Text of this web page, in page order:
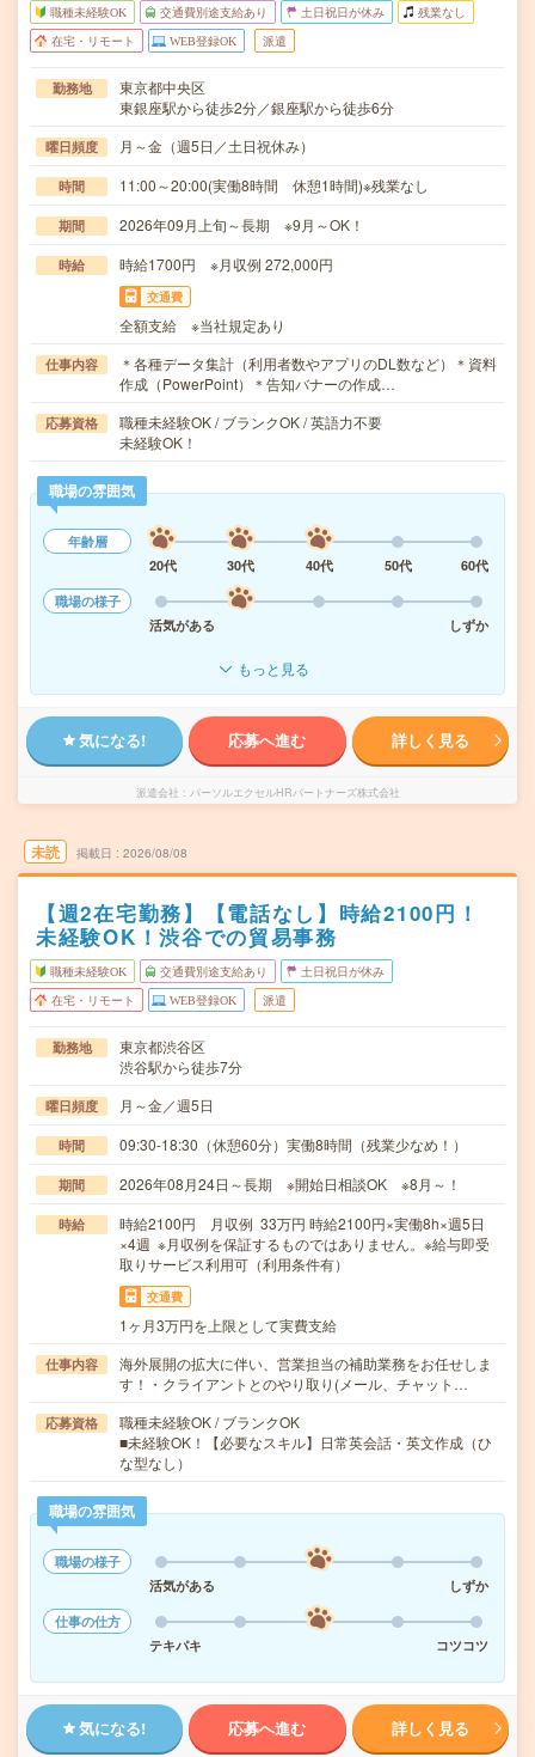
職種未経験OK 交通費別途支給あり 土日祝日が休み 残業なし
在宅・リモート WEB登録OK 派遣
勤務地
東京都中央区
東銀座駅から徒歩2分／銀座駅から徒歩6分
曜日頻度 月～金（週5日／土日祝休み）
時間 11:00～20:00(実働8時間 休憩1時間)※残業なし
期間 2026年09月上旬～長期 ※9月～OK！
時給 時給1700円 ※月収例 272,000円
交通費
全額支給 ※当社規定あり
仕事内容
＊各種データ集計（利用者数やアプリのDL数など）＊資料
作成（PowerPoint）＊告知バナーの作成…
応募資格
職種未経験OK / ブランクOK / 英語力不要
未経験OK！
職場の雰囲気
年齢層
20代
30代 40代 50代
60代
職場の様子
活気がある
しずか
もっと見る
気になる! 応募へ進む 詳しく見る
派遣会社 パーソルエクセルHRパートナーズ株式会社
未読 掲載日 2026/08/08
【週2在宅勤務】【電話なし】時給2100円！
未経験OK！渋谷での貿易事務
職種未経験OK 交通費別途支給あり 土日祝日が休み
在宅・リモート WEB登録OK 派遣
勤務地
東京都渋谷区
渋谷駅から徒歩7分
曜日頻度 月～金／週5日
時間 09:30-18:30（休憩60分）実働8時間（残業少なめ！）
期間 2026年08月24日～長期 ※開始日相談OK ※8月～！
時給
時給2100円 月収例 33万円 時給2100円×実働8h×週5日
×4週 ※月収例を保証するものではありません。※給与即受
取りサービス利用可（利用条件有）
交通費
1ヶ月3万円を上限として実費支給
仕事内容
海外展開の拡大に伴い、営業担当の補助業務をお任せしま
す！・クライアントとのやり取り(メール、チャット…
応募資格
職種未経験OK / ブランクOK
■未経験OK！【必要なスキル】日常英会話・英文作成（ひ
な型なし）
職場の雰囲気
職場の様子
活気がある
しずか
仕事の仕方
テキパキ
コツコツ
気になる! 応募へ進む 詳しく見る